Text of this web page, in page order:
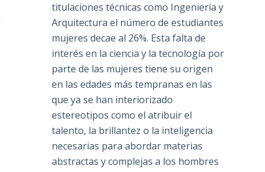
titulaciones técnicas como Ingeniería y
Arquitectura el número de estudiantes
mujeres decae al 26%. Esta falta de
interés en la ciencia y la tecnología por
parte de las mujeres tiene su origen
en las edades más tempranas en las
que ya se han interiorizado
estereotipos como el atribuir el
talento, la brillantez o la inteligencia
necesarias para abordar materias
abstractas y complejas a los hombres